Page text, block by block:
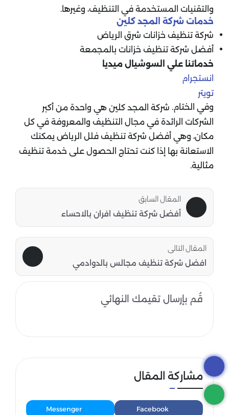
والتقنيات المستخدمة في التنظيف، وغيرها.
خدمات شركة المجد كلين
شركة تنظيف خزانات شرق الرياض
أفضل شركة تنظيف خزانات بالمجمعة
خدماتنا علي السوشيال ميديا
انستجرام
تويتر
وفي الختام. شركة المجد كلين هي واحدة من أكبر
الشركات الرائدة في مجال التنظيف والمعروفة في كل
مكان، وهي أفضل شركة تنظيف فلل الرياض يمكنك
الاستعانة بها إذا كنت تحتاج الحصول على خدمة تنظيف
مثالية.
المقال السابق
أفضل شركة تنظيف افران بالاحساء
المقال التالى
افضل شركة تنظيف مجالس بالدوادمي
قُم بإرسال تقيمك النهائي
مشاركة المقال
Facebook
Messenger